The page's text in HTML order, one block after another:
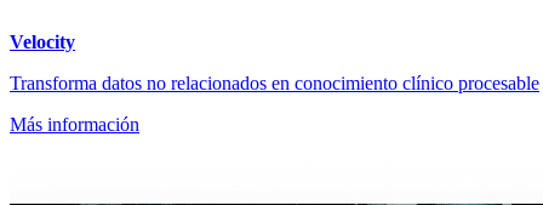
Velocity
Transforma datos no relacionados en conocimiento clínico procesable
Más información